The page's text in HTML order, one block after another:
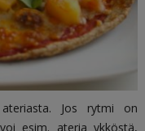
Jos rytmi on
esim. ateria ykköstä,